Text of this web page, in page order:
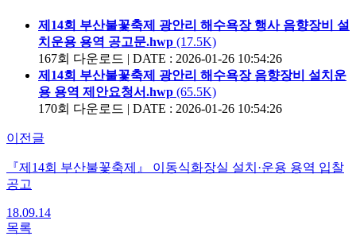
제14회 부산불꽃축제 광안리 해수욕장 행사 음향장비 설
치운용 용역 공고문.hwp (17.5K)
167회 다운로드 | DATE : 2026-01-26 10:54:26
제14회 부산불꽃축제 광안리 해수욕장 음향장비 설치운
용 용역 제안요청서.hwp (65.5K)
170회 다운로드 | DATE : 2026-01-26 10:54:26
이전글
『제14회 부산불꽃축제』 이동식화장실 설치·운용 용역 입찰
공고
18.09.14
목록